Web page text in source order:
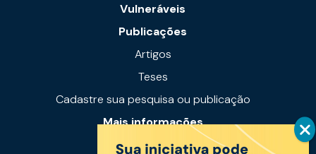
Vulneráveis
Publicações
Artigos
Teses
Cadastre sua pesquisa ou publicação
Mais informações
Notícias